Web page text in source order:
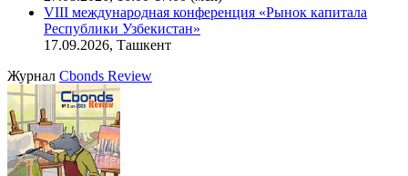
11.08.2026, 16:30-18:00 (мск)
Онлайн-семинар «Доступ иностранных инвесторов на
индийский рынок»
VIII международная конференция «Рынок капитала
Республики Узбекистан»
17.09.2026, Ташкент
ЖурналCbonds Review